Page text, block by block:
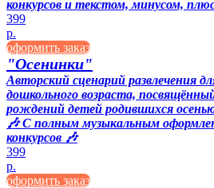
конкурсов и текстом, минусом,
399
р.
оформить заказ
"Осенинки"
Авторский сценарий развлечения
дошкольного возраста,
рождений детей родившихся
🎶 С полным музыкальным
конкурсов 🎶
399
р.
оформить заказ